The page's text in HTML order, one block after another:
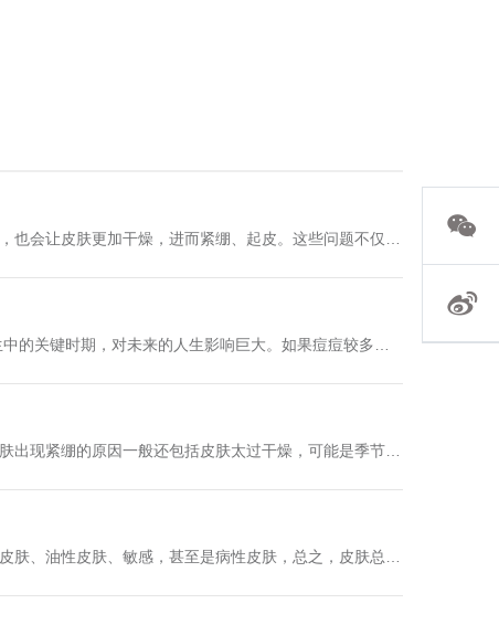
为研发起点，针对不同肤质、不同地域、不同季节的皮
护国人皮肤健康。三十七年来，企业以匠心致初心，以
，非遗文化···...
会让皮肤更加干燥，进而紧绷、起皮。这些问题不仅影
液，能够很好滋润肌肤，软化角质层，进而深润保湿，
。产品清润细腻好吸收的质地，能让你体验一抹融肤的
维E乳都能发挥其神奇的功效。在现代快节奏的生活
的关键时期，对未来的人生影响巨大。如果痘痘较多，
除青春痘。除了掌叶大黄，产品还添加了北美金缕梅、
更多痘痘，也不会因清洁力不足而无法有效祛痘。在温
看它很不爽，达到欲速除之而后快的程度，那么，就来
现紧绷的原因一般还包括皮肤太过干燥，可能是季节原
其保湿更为重要，原因是皮肤无时无刻不在蒸发水分，
生素e乳，顾名思义，主打维生素e，这是一种直接参与
同样具备保湿功效，把水分牢牢锁在皮肤内。同时产品
、油性皮肤、敏感，甚至是病性皮肤，总之，皮肤总是